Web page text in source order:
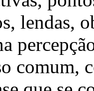
lendas,
comum,